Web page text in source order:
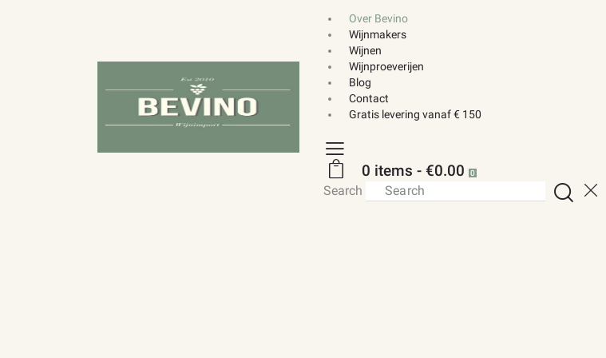
Over Bevino
Wijnmakers
Wijnen
Wijnproeverijen
Blog
Contact
Gratis levering vanaf € 150
0 items - €0.00 0
Search